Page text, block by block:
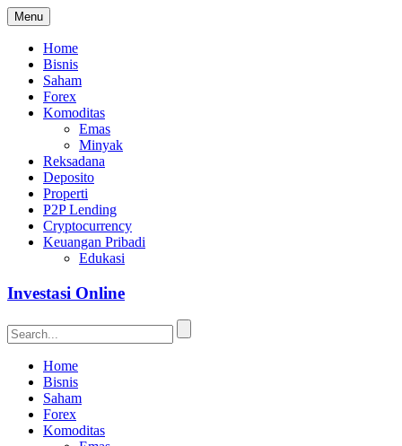
Menu
Home
Bisnis
Saham
Forex
Komoditas
Emas
Minyak
Reksadana
Deposito
Properti
P2P Lending
Cryptocurrency
Keuangan Pribadi
Edukasi
Investasi Online
Home
Bisnis
Saham
Forex
Komoditas